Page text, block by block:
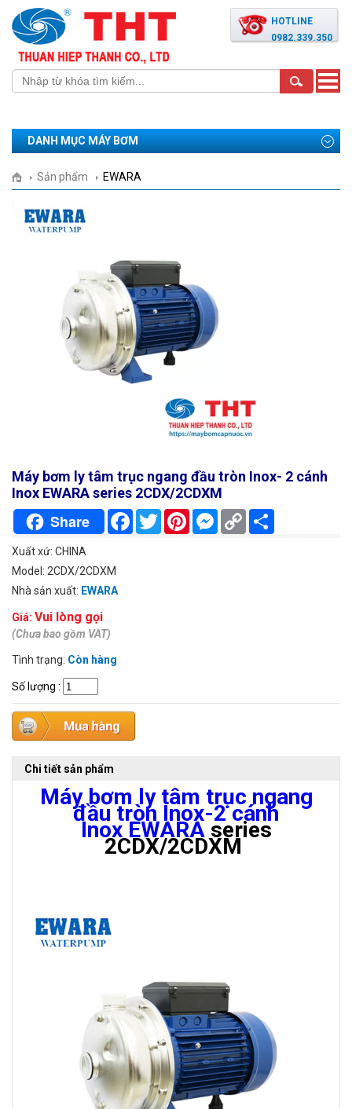
HOTLINE
0982.339.350
Toggle
DANH MỤC MÁY BƠM
Sản phẩm EWARA
Máy bơm ly tâm trục ngang đầu tròn Inox- 2 cánh
Inox EWARA series 2CDX/2CDXM
Share FacebookTwitterPinterestMessenger
Copy
Link
Xuất xứ: CHINA
Model: 2CDX/2CDXM
Nhà sản xuất: EWARA
Giá: Vui lòng gọi
(Chưa bao gồm VAT)
Tình trạng: Còn hàng
Số lượng :
Chi tiết sản phẩm
Máy bơm ly tâm trục ngang
đầu tròn Inox-2 cánh
Inox EWARAseries
2CDX/2CDXM